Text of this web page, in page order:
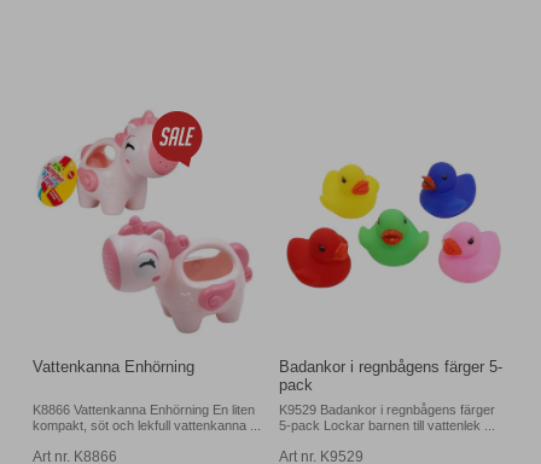
Vattenkanna Enhörning
K8866 Vattenkanna Enhörning En liten
kompakt, söt och lekfull vattenkanna ...
Art nr. K8866
Badankor i regnbågens färger 5-
pack
K9529 Badankor i regnbågens färger
5-pack Lockar barnen till vattenlek ...
Art nr. K9529